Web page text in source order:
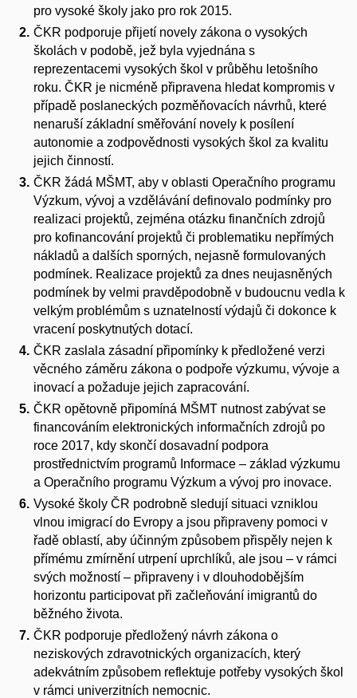
pro vysoké školy jako pro rok 2015.
ČKR podporuje přijetí novely zákona o vysokých
školách v podobě, jež byla vyjednána s
reprezentacemi vysokých škol v průběhu letošního
roku. ČKR je nicméně připravena hledat kompromis v
případě poslaneckých pozměňovacích návrhů, které
nenaruší základní směřování novely k posílení
autonomie a zodpovědnosti vysokých škol za kvalitu
jejich činností.
ČKR žádá MŠMT, aby v oblasti Operačního programu
Výzkum, vývoj a vzdělávání definovalo podmínky pro
realizaci projektů, zejména otázku finančních zdrojů
pro kofinancování projektů či problematiku nepřímých
nákladů a dalších sporných, nejasně formulovaných
podmínek. Realizace projektů za dnes neujasněných
podmínek by velmi pravděpodobně v budoucnu vedla k
velkým problémům s uznatelností výdajů či dokonce k
vracení poskytnutých dotací.
ČKR zaslala zásadní připomínky k předložené verzi
věcného záměru zákona o podpoře výzkumu, vývoje a
inovací a požaduje jejich zapracování.
ČKR opětovně připomíná MŠMT nutnost zabývat se
financováním elektronických informačních zdrojů po
roce 2017, kdy skončí dosavadní podpora
prostřednictvím programů Informace – základ výzkumu
a Operačního programu Výzkum a vývoj pro inovace.
Vysoké školy ČR podrobně sledují situaci vzniklou
vlnou imigrací do Evropy a jsou připraveny pomoci v
řadě oblastí, aby účinným způsobem přispěly nejen k
přímému zmírnění utrpení uprchlíků, ale jsou – v rámci
svých možností – připraveny i v dlouhodobějším
horizontu participovat při začleňování imigrantů do
běžného života.
ČKR podporuje předložený návrh zákona o
neziskových zdravotnických organizacích, který
adekvátním způsobem reflektuje potřeby vysokých škol
v rámci univerzitních nemocnic.